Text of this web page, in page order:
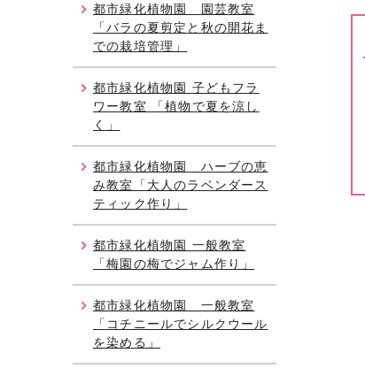
都市緑化植物園 園芸教室
「バラの夏剪定と秋の開花ま
での栽培管理」
都市緑化植物園 子どもフラ
ワー教室 「植物で夏を涼し
く」
都市緑化植物園 ハーブの恵
み教室「大人のラベンダース
ティック作り」
都市緑化植物園 一般教室
「梅園の梅でジャム作り」
都市緑化植物園 一般教室
「コチニールでシルクウール
を染める」